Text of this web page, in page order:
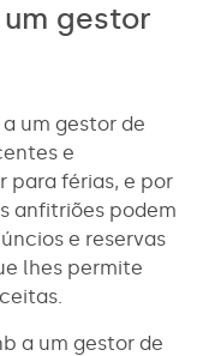
gestor
um gestor de
e
para férias, e por
anfitriões podem
e reservas
lhes permite
a um gestor de